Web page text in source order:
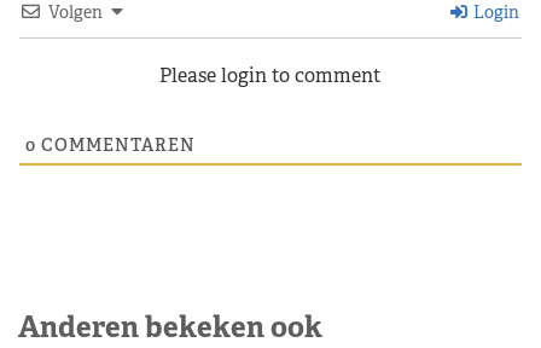
Volgen Login
Please login to comment
0 COMMENTAREN
Anderen bekeken ook